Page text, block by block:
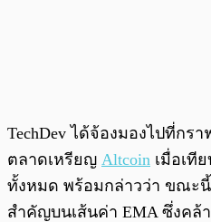
TechDev ได้จ้องมองไปที่กร
ตลาดเหรียญ Altcoin เมื่อเที
ทั้งหมด พร้อมกล่าวว่า ขณะ
สำคัญบนเส้นค่า EMA ซึ่งคล้